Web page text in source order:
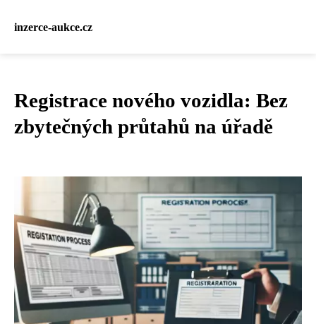
inzerce-aukce.cz
Registrace nového vozidla: Bez
zbytečných průtahů na úřadě